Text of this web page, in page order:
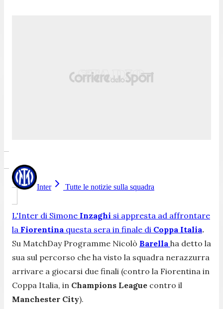
Inter Tutte le notizie sulla squadra
L'Inter di Simone Inzaghi si appresta ad affrontare
la Fiorentina questa sera in finale di Coppa Italia.
Su MatchDay Programme Nicolò Barella ha detto la
sua sul percorso che ha visto la squadra nerazzurra
arrivare a giocarsi due finali (contro la Fiorentina in
Coppa Italia, in Champions League contro il
Manchester City).